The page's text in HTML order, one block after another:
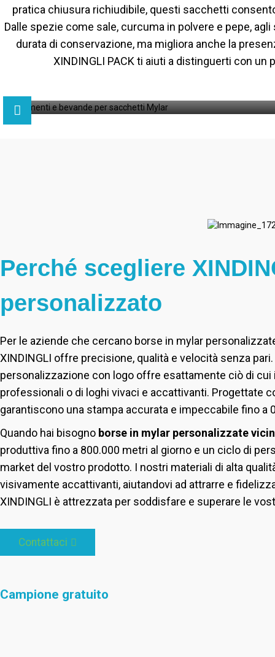
pratica chiusura richiudibile, questi sacchetti
Dalle spezie come sale, curcuma in polvere e pepe,
durata di conservazione, ma migliora anche la
XINDINGLI PACK ti aiuti a distinguerti con
Perché scegliere
personalizzato
Per le aziende che cercano borse in mylar
XINDINGLI offre precisione, qualità e velocità senza
personalizzazione con logo offre esattamente ciò di
professionali o di loghi vivaci e accattivanti. Progettate
garantiscono una stampa accurata e impeccabile fino a
Quando hai bisogno borse in mylar personalizzate
produttiva fino a 800.000 metri al giorno e un ciclo di
market del vostro prodotto. I nostri materiali di alta
visivamente accattivanti, aiutandovi ad attrarre e
XINDINGLI è attrezzata per soddisfare e superare le
Contattaci
Campione gratuito